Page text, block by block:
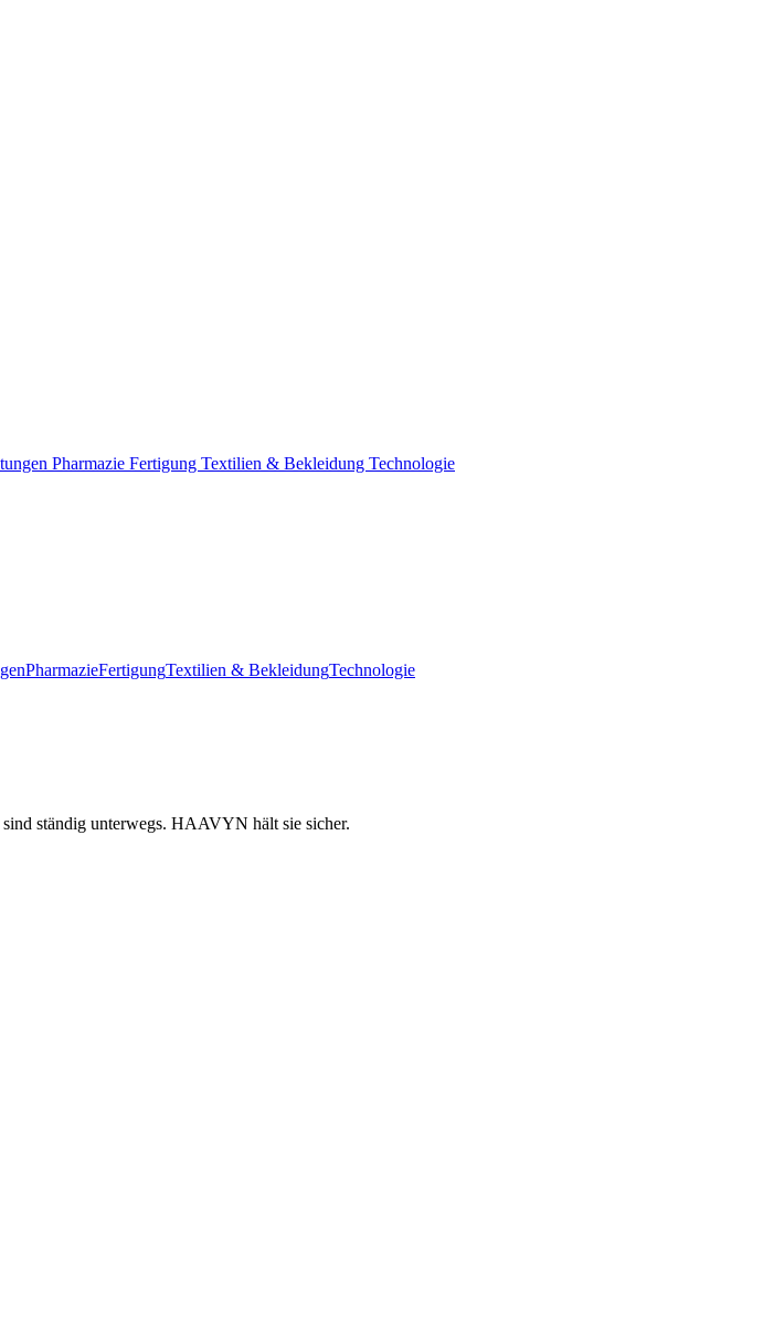
Pharmazie Fertigung Textilien & Bekleidung Technologie
PharmazieFertigungTextilien & BekleidungTechnologie
ständig unterwegs. HAAVYN hält sie sicher.